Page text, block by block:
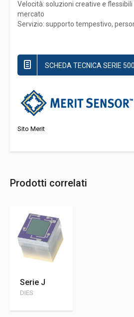
Velocità: soluzioni creative e
mercato
Servizio: supporto tempestivo,
SCHEDA TECNICA SERIE
Sito Merit
Prodotti correlati
Serie J
DIES